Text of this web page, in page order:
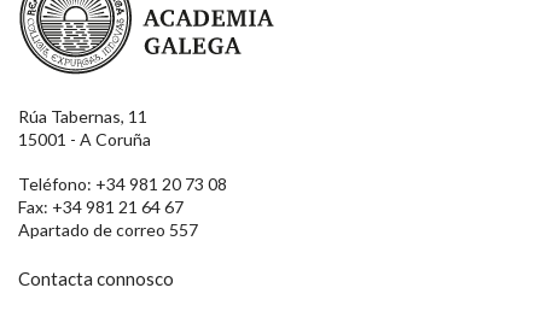
Rúa Tabernas, 11
15001 - A Coruña
Teléfono: +34 981 20 73 08
Fax: +34 981 21 64 67
Apartado de correo 557
Contacta connosco